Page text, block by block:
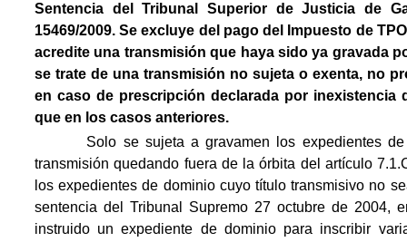
Sentencia del Tribunal Superior de Justicia de
15469/2009. Se excluye del pago del Impuesto de
acredite una transmisión que haya sido ya gravada
se trate de una transmisión no sujeta o exenta, no
en caso de prescripción declarada por inexistencia
que en los casos anteriores.
Solo se sujeta a gravamen los expedientes de
transmisión quedando fuera de la órbita del artículo
los expedientes de dominio cuyo título transmisivo no
sentencia del Tribunal Supremo 27 octubre de 2004,
instruido un expediente de dominio para inscribir